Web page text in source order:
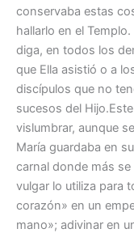
conservaba estas
hallarlo en el
diga, en todos los
que Ella asistió o a
discípulos que no
sucesos del
vislumbrar, aunque
María guardaba en
carnal donde más se
vulgar lo utiliza para
corazón» en un
mano»; adivinar en